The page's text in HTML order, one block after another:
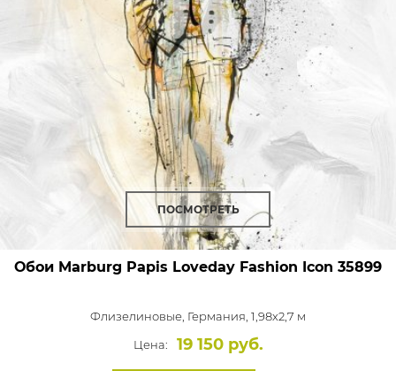
ПОСМОТРЕТЬ
Обои Marburg Papis Loveday Fashion Icon 35899
Флизелиновые, Германия, 1,98x2,7 м
Цена:
19 150 руб.